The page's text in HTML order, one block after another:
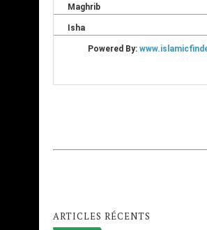
ARTICLES RÉCENTS